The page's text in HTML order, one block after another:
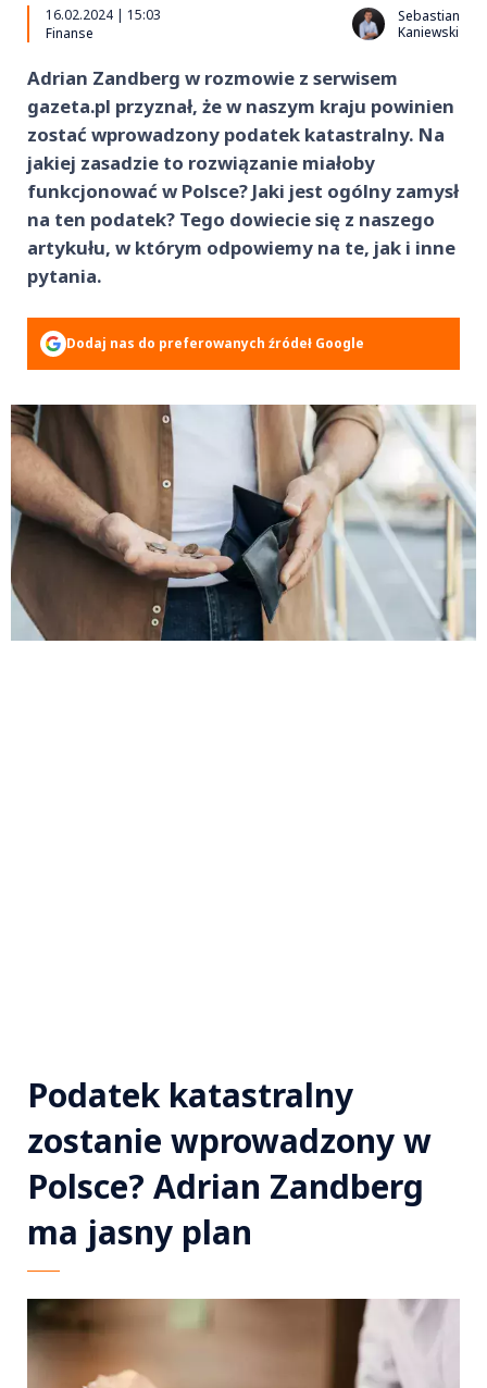
16.02.2024 | 15:03
Finanse
Sebastian
Kaniewski
Adrian Zandberg w rozmowie z serwisem
gazeta.pl przyznał, że w naszym kraju powinien
zostać wprowadzony podatek katastralny. Na
jakiej zasadzie to rozwiązanie miałoby
funkcjonować w Polsce? Jaki jest ogólny zamysł
na ten podatek? Tego dowiecie się z naszego
artykułu, w którym odpowiemy na te, jak i inne
pytania.
Dodaj nas do preferowanych źródeł Google
Podatek katastralny
zostanie wprowadzony w
Polsce? Adrian Zandberg
ma jasny plan